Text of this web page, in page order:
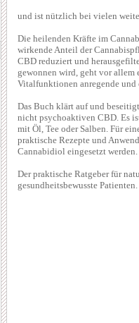
und ist nützlich bei vielen
Die heilenden Kräfte im
wirkende Anteil der
CBD reduziert und
gewonnen wird, geht vor allem
Vitalfunktionen anregende und
Das Buch klärt auf und
nicht psychoaktiven CBD. Es
mit Öl, Tee oder Salben. Für
praktische Rezepte und
Cannabidiol eingesetzt werden.
Der praktische Ratgeber für
gesundheitsbewusste Patienten.